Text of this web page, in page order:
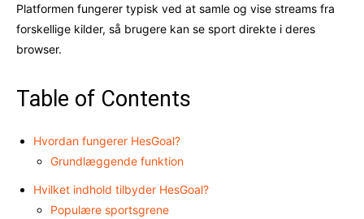
Platformen fungerer typisk ved at samle og vise streams fra
forskellige kilder, så brugere kan se sport direkte i deres
browser.
Table of Contents
Hvordan fungerer HesGoal?
Grundlæggende funktion
Hvilket indhold tilbyder HesGoal?
Populære sportsgrene